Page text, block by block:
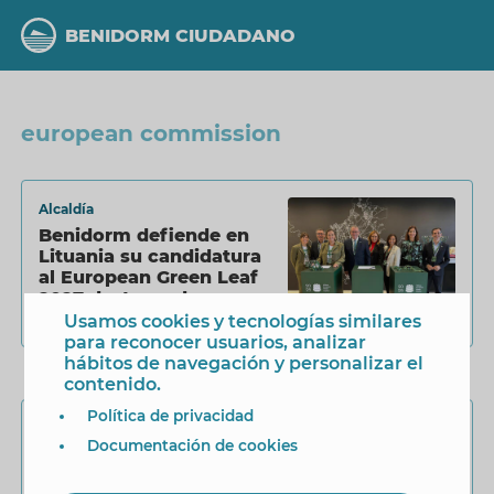
contenido
principal
BENIDORM CIUDADANO
european commission
Alcaldía
Benidorm defiende en
Lituania su candidatura
al European Green Leaf
2027 destacando su
compromiso ambiental
integral
1 Octubre 2025
Benidorm representa a
Usamos cookies y tecnologías similares
para reconocer usuarios, analizar
hábitos de navegación y personalizar el
contenido.
Política de privacidad
Documentación de cookies